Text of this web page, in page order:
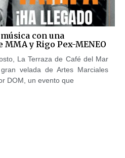
con una
y Rigo Pex-MENEO
La Terraza de Café del Mar
velada de Artes Marciales
DOM, un evento que